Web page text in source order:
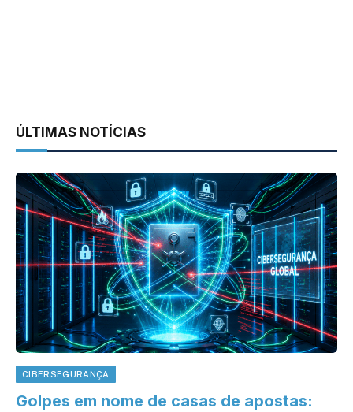
ÚLTIMAS NOTÍCIAS
CIBERSEGURANÇA
Golpes em nome de casas de apostas: